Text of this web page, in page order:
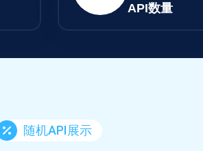
API数量
随机API展示